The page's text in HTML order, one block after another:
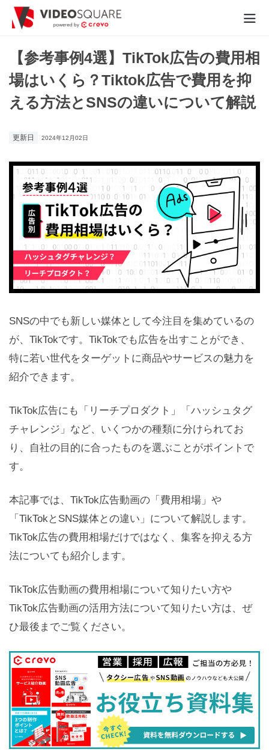
動画制作実績
価格
お役立ち情報
お問合わせ・無料見積もり
資料ダウンロード
【参考事例4選】TikTok広告の費用相
場はいくら？Tiktok広告で費用を抑
える方法とSNSの違いについて解説
更新日 2024年12月02日
SNSの中でも新しい媒体として今注目を集めているの
が、TikTokです。TikTokでも広告を出すことができ、
特に若い世代をターゲットに商品やサービスの魅力を
紹介できます。
TikTok広告にも「リーチプロダクト」「ハッシュタグ
チャレンジ」など、いくつかの種類に分けられてお
り、自社の目的に合ったものを選ぶことがポイントで
す。
本記事では、TikTok広告動画の「費用相場」や
「TikTokとSNS媒体との違い」について解説します。
TikTok広告の費用相場だけではなく、集客を抑える方
法についても紹介します。
TikTok広告動画の費用相場について知りたい方や
TikTok広告動画の活用方法について知りたい方は、ぜ
ひ最後までご覧ください。